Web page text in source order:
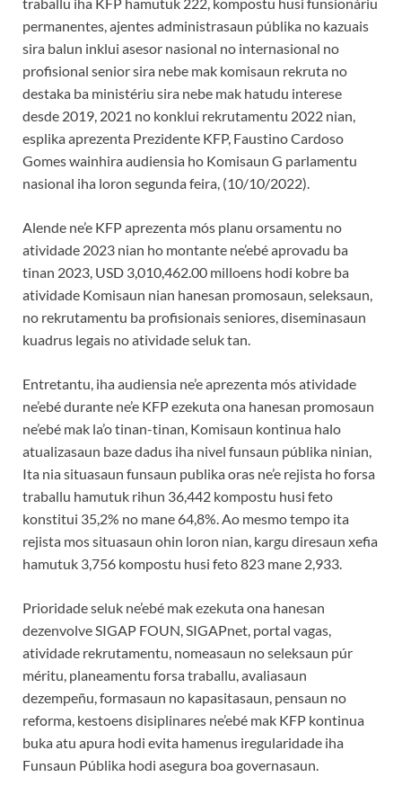
permanentes, ajentes administrasaun públika no kazuais
sira balun inklui asesor nasional no internasional no
profisional senior sira nebe mak komisaun rekruta no
destaka ba ministériu sira nebe mak hatudu interese
desde 2019, 2021 no konklui rekrutamentu 2022 nian,
esplika aprezenta Prezidente KFP, Faustino Cardoso
Gomes wainhira audiensia ho Komisaun G parlamentu
nasional iha loron segunda feira, (10/10/2022).
Alende ne’e KFP aprezenta mós planu orsamentu no
atividade 2023 nian ho montante ne’ebé aprovadu ba
tinan 2023, USD 3,010,462.00 milloens hodi kobre ba
atividade Komisaun nian hanesan promosaun, seleksaun,
no rekrutamentu ba profisionais seniores, diseminasaun
kuadrus legais no atividade seluk tan.
Entretantu, iha audiensia ne’e aprezenta mós atividade
ne’ebé durante ne’e KFP ezekuta ona hanesan promosaun
ne’ebé mak la’o tinan-tinan, Komisaun kontinua halo
atualizasaun baze dadus iha nivel funsaun públika ninian,
Ita nia situasaun funsaun publika oras ne’e rejista ho forsa
traballu hamutuk rihun 36,442 kompostu husi feto
konstitui 35,2% no mane 64,8%. Ao mesmo tempo ita
rejista mos situasaun ohin loron nian, kargu diresaun xefia
hamutuk 3,756 kompostu husi feto 823 mane 2,933.
Prioridade seluk ne’ebé mak ezekuta ona hanesan
dezenvolve SIGAP FOUN, SIGAPnet, portal vagas,
atividade rekrutamentu, nomeasaun no seleksaun púr
méritu, planeamentu forsa traballu, avaliasaun
dezempeñu, formasaun no kapasitasaun, pensaun no
reforma, kestoens disiplinares ne’ebé mak KFP kontinua
buka atu apura hodi evita hamenus iregularidade iha
Funsaun Públika hodi asegura boa governasaun.